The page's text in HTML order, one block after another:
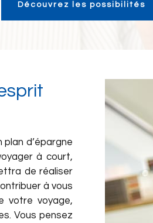
Découvrez les possibilités
d’épargne
à court,
de réaliser
à vous
votre voyage,
Vous pensez